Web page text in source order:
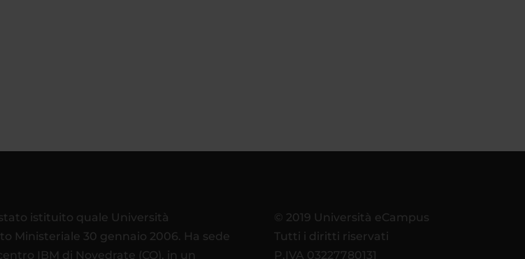
istituito quale Università
Ministeriale 30 gennaio 2006. Ha sede
IBM di Novedrate (CO), in un
© 2019 Università eCampus
Tutti i diritti riservati
P.IVA 03227780131